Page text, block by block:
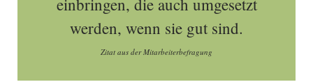
einbringen, die auch umgesetzt
werden, wenn sie gut sind.
Zitat aus der Mitarbeiterbefragung